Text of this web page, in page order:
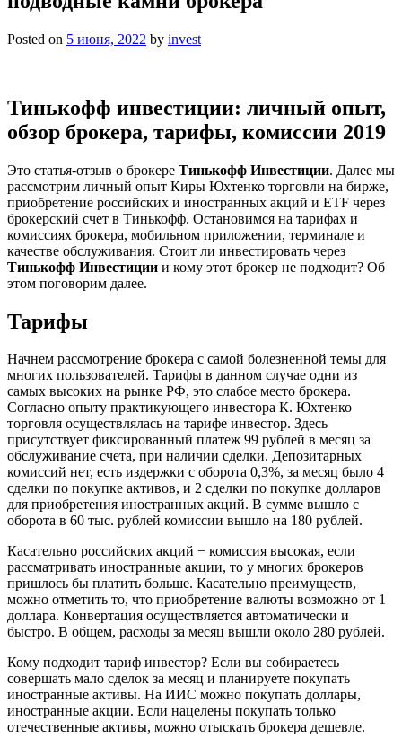
Posted on 5 июня, 2022 by invest
Тинькофф инвестиции: личный опыт,
обзор брокера, тарифы, комиссии 2019
Это статья-отзыв о брокере Тинькофф Инвестиции. Далее мы
рассмотрим личный опыт Киры Юхтенко торговли на бирже,
приобретение российских и иностранных акций и ETF через
брокерский счет в Тинькофф. Остановимся на тарифах и
комиссиях брокера, мобильном приложении, терминале и
качестве обслуживания. Стоит ли инвестировать через
Тинькофф Инвестиции и кому этот брокер не подходит? Об
этом поговорим далее.
Тарифы
Начнем рассмотрение брокера с самой болезненной темы для
многих пользователей. Тарифы в данном случае одни из
самых высоких на рынке РФ, это слабое место брокера.
Согласно опыту практикующего инвестора К. Юхтенко
торговля осуществлялась на тарифе инвестор. Здесь
присутствует фиксированный платеж 99 рублей в месяц за
обслуживание счета, при наличии сделки. Депозитарных
комиссий нет, есть издержки с оборота 0,3%, за месяц было 4
сделки по покупке активов, и 2 сделки по покупке долларов
для приобретения иностранных акций. В сумме вышло с
оборота в 60 тыс. рублей комиссии вышло на 180 рублей.
Касательно российских акций − комиссия высокая, если
рассматривать иностранные акции, то у многих брокеров
пришлось бы платить больше. Касательно преимуществ,
можно отметить то, что приобретение валюты возможно от 1
доллара. Конвертация осуществляется автоматически и
быстро. В общем, расходы за месяц вышли около 280 рублей.
Кому подходит тариф инвестор? Если вы собираетесь
совершать мало сделок за месяц и планируете покупать
иностранные активы. На ИИС можно покупать доллары,
иностранные акции. Если нацелены покупать только
отечественные активы, можно отыскать брокера дешевле.